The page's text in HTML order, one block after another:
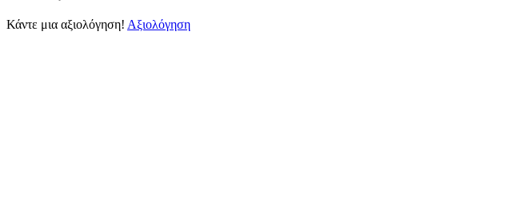
Κάντε μια αξιολόγηση! Αξιολόγηση